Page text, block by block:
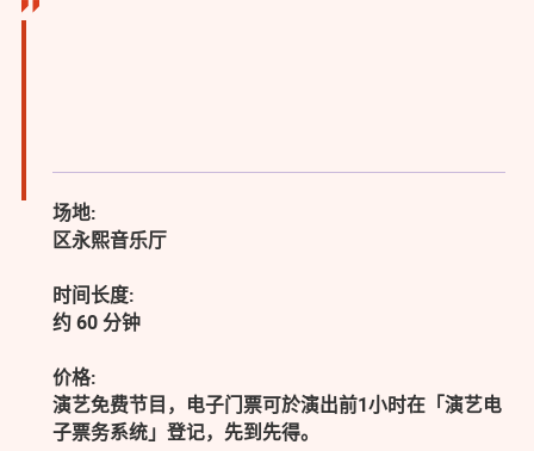
场地:
区永熙音乐厅
时间长度:
约 60 分钟
价格:
演艺免费节目，电子门票可於演出前1小时在「演艺电
子票务系统」登记，先到先得。